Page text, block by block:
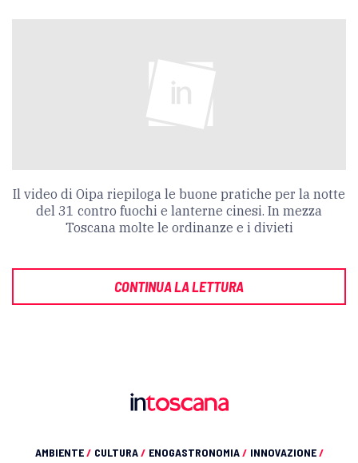
Il video di Oipa riepiloga le buone pratiche per la notte
del 31 contro fuochi e lanterne cinesi. In mezza
Toscana molte le ordinanze e i divieti
CONTINUA LA LETTURA
AMBIENTE/ CULTURA/ ENOGASTRONOMIA/ INNOVAZIONE/